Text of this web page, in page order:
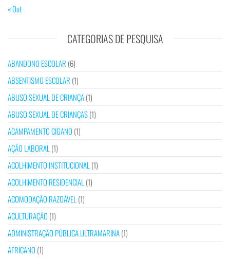
« Out
CATEGORIAS DE PESQUISA
ABANDONO ESCOLAR (6)
ABSENTISMO ESCOLAR (1)
ABUSO SEXUAL DE CRIANÇA(1)
ABUSO SEXUAL DE CRIANÇAS(1)
ACAMPAMENTO CIGANO (1)
AÇÃO LABORAL (1)
ACOLHIMENTO INSTITUCIONAL (1)
ACOLHIMENTO RESIDENCIAL (1)
ACOMODAÇÃO RAZOÁVEL (1)
ACULTURAÇÃO (1)
ADMINISTRAÇÃO PÚBLICA ULTRAMARINA(1)
AFRICANO (1)